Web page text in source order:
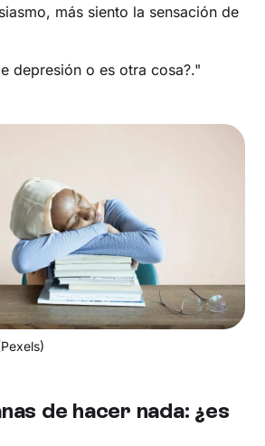
más siento la sensación de
depresión o es otra cosa?."
de hacer nada: ¿es